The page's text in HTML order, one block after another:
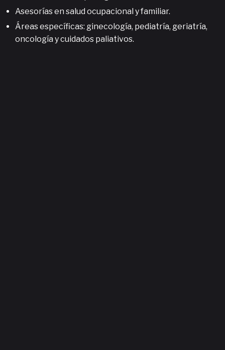
Asesorías en salud ocupacional y familiar.
Áreas específicas: ginecología, pediatría, geriatría,
oncología y cuidados paliativos.